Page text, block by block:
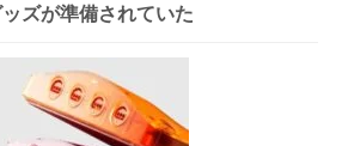
ズが準備されていた